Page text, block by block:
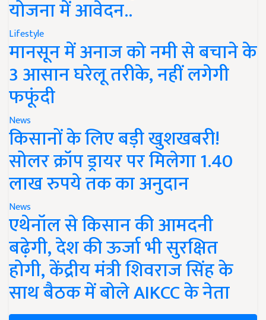
योजना में आवेदन..
Lifestyle
मानसून में अनाज को नमी से बचाने के
3 आसान घरेलू तरीके, नहीं लगेगी
फफूंदी
News
किसानों के लिए बड़ी खुशखबरी!
सोलर क्रॉप ड्रायर पर मिलेगा 1.40
लाख रुपये तक का अनुदान
News
एथेनॉल से किसान की आमदनी
बढ़ेगी, देश की ऊर्जा भी सुरक्षित
होगी, केंद्रीय मंत्री शिवराज सिंह के
साथ बैठक में बोले AIKCC के नेता